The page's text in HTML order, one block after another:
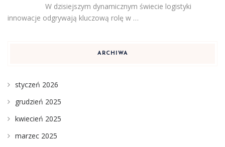
W dzisiejszym dynamicznym świecie logistyki
innowacje odgrywają kluczową rolę w …
ARCHIWA
styczeń 2026
grudzień 2025
kwiecień 2025
marzec 2025